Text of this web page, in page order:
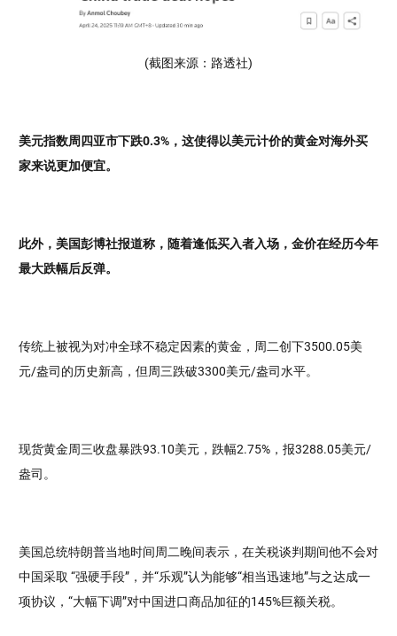
(截图来源：路透社)
美元指数周四亚市下跌0.3%，这使得以美元计价的黄金对海外买
家来说更加便宜。
此外，美国彭博社报道称，随着逢低买入者入场，金价在经历今年
最大跌幅后反弹。
传统上被视为对冲全球不稳定因素的黄金，周二创下3500.05美
元/盎司的历史新高，但周三跌破3300美元/盎司水平。
现货黄金周三收盘暴跌93.10美元，跌幅2.75%，报3288.05美元/
盎司。
美国总统特朗普当地时间周二晚间表示，在关税谈判期间他不会对
中国采取 “强硬手段”，并“乐观”认为能够“相当迅速地”与之达成一
项协议，“大幅下调”对中国进口商品加征的145%巨额关税。